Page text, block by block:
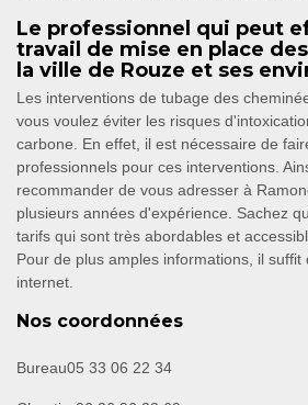
Le professionnel qui peut
travail de mise en place
la ville de Rouze et ses
Les interventions de tubage des
vous voulez éviter les risques
carbone. En effet, il est nécessaire de
professionnels pour ces interventions.
recommander de vous adresser à
plusieurs années d'expérience. Sachez
tarifs qui sont très abordables et
Pour de plus amples informations, il suffit
internet.
Nos coordonnées
Bureau05 33 06 22 34